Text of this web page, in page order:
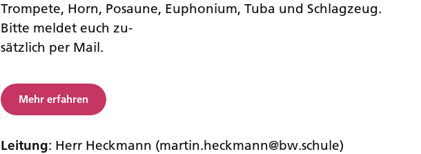
Trompete, Horn, Posaune, Euphonium, Tuba und Schlagzeug.
Bitte meldet euch zu-
sätzlich per Mail.
Mehr erfahren
Leitung: Herr Heckmann (martin.heckmann@bw.schule)